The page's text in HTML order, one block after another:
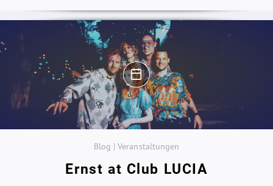
Blog | Veranstaltungen
Ernst at Club LUCIA